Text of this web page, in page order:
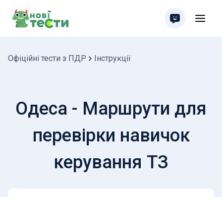
Офіційні тести з ПДР Інструкції
Одеса - Маршрути для
перевірки навичок
керування ТЗ